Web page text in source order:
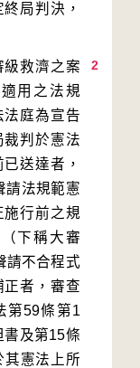
局判決，
2
級救濟之案
用之法規
庭為宣告
判於憲法
送達者，
請法規範憲
行前之規
下稱大審
請不合程式
正者，審查
第59條第1
及第15條
其憲法上所